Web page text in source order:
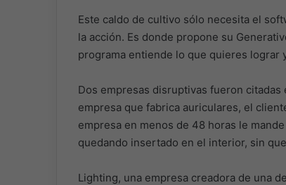
Este caldo de cultivo sólo necesita el
la acción. Es donde propone su
programa entiende lo que quieres lograr
Dos empresas disruptivas fueron
empresa que fabrica auriculares, el
empresa en menos de 48 horas le
quedando insertado en el interior, sin
Lighting, una empresa creadora de una